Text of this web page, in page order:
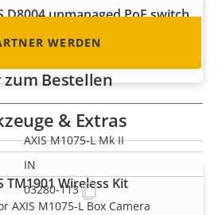
​D8004 unmanaged PoE switch
PoE-Switch für Einsteiger
& Extras
TM1901 Wireless Kit
AXIS M1075-L Box Camera
WERDEN
Bestellen
AXIS M1075-L Mk II
IN
03280-113